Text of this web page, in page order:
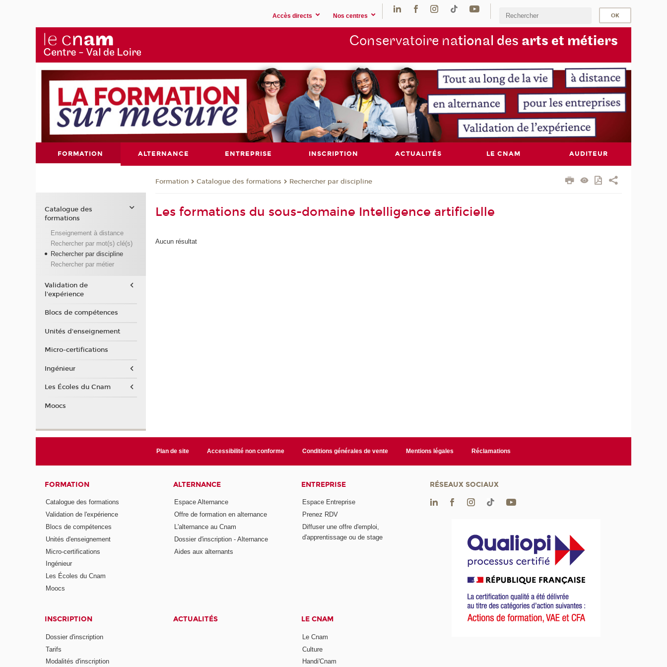
Accès directs Nos centres
Conservatoire national des arts et métiers
FORMATION ALTERNANCE ENTREPRISE INSCRIPTION ACTUALITÉS LE CNAM AUDITEUR
Formation Catalogue des formations Rechercher par discipline
Les formations du sous-domaine Intelligence artificielle
Aucun résultat
Catalogue des
formations
Enseignement à distance
Rechercher par mot(s) clé(s)
Rechercher par discipline
Rechercher par métier
Validation de
l'expérience
Blocs de compétences
Unités d'enseignement
Micro-certifications
Ingénieur
Les Écoles du Cnam
Moocs
Plan de site Accessibilité non conforme Conditions générales de vente Mentions légales Réclamations
FORMATION
Catalogue des formations
Validation de l'expérience
Blocs de compétences
Unités d'enseignement
Micro-certifications
Ingénieur
Les Écoles du Cnam
Moocs
ALTERNANCE
Espace Alternance
Offre de formation en alternance
L'alternance au Cnam
Dossier d'inscription - Alternance
Aides aux alternants
ENTREPRISE
Espace Entreprise
Prenez RDV
Diffuser une offre d'emploi,
d'apprentissage ou de stage
INSCRIPTION
Dossier d'inscription
Tarifs
Modalités d'inscription
ACTUALITÉS LE CNAM
Le Cnam
Culture
Handi'Cnam
RÉSEAUX SOCIAUX